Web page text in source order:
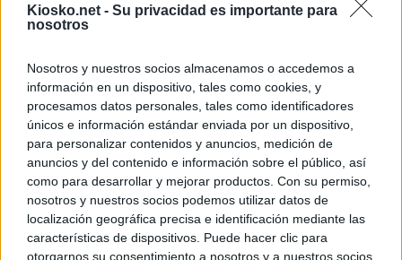
Kiosko.net - Su privacidad es importante para
nosotros
Nosotros y nuestros socios almacenamos o accedemos a
información en un dispositivo, tales como cookies, y
procesamos datos personales, tales como identificadores
únicos e información estándar enviada por un dispositivo,
para personalizar contenidos y anuncios, medición de
anuncios y del contenido e información sobre el público, así
como para desarrollar y mejorar productos. Con su permiso,
nosotros y nuestros socios podemos utilizar datos de
localización geográfica precisa e identificación mediante las
características de dispositivos. Puede hacer clic para
otorgarnos su consentimiento a nosotros y a nuestros socios